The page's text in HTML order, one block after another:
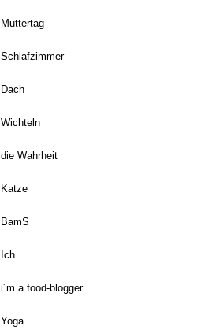
Muttertag
Schlafzimmer
Dach
Wichteln
die Wahrheit
Katze
BamS
Ich
i´m a food-blogger
Yoga